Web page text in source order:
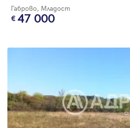
Габрово, Младост
47 000